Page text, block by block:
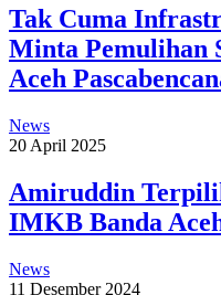
Tak Cuma
Minta Pemulihan
Aceh
News
20 April 2025
Amiruddin
IMKB Banda
News
11 Desember 2024